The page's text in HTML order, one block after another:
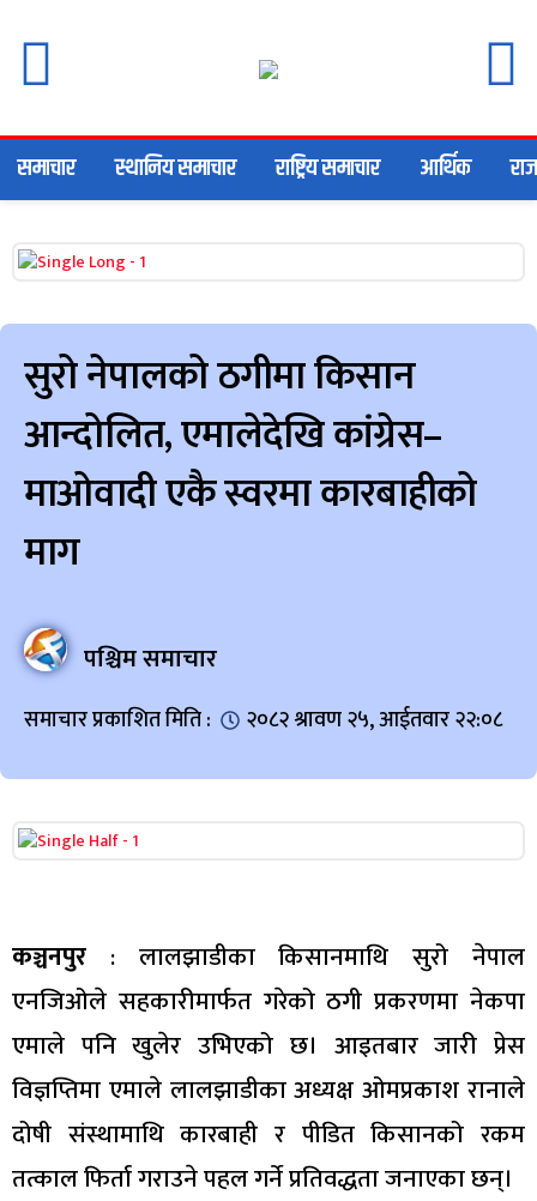
समाचार स्थानिय समाचार राष्ट्रिय समाचार आर्थिक
सुरो नेपालको ठगीमा किसान
आन्दोलित, एमालेदेखि कांग्रेस–
माओवादी एकै स्वरमा कारबाहीको
माग
पश्चिम समाचार
समाचार प्रकाशित मिति : २०८२ श्रावण २५, आईतवार २२:०८
कञ्चनपुर : लालझाडीका किसानमाथि सुरो नेपाल
एनजिओले सहकारीमार्फत गरेको ठगी प्रकरणमा नेकपा
एमाले पनि खुलेर उभिएको छ। आइतबार जारी प्रेस
विज्ञप्तिमा एमाले लालझाडीका अध्यक्ष ओमप्रकाश रानाले
दोषी संस्थामाथि कारबाही र पीडित किसानको रकम
तत्काल फिर्ता गराउने पहल गर्ने प्रतिवद्धता जनाएका छन्।